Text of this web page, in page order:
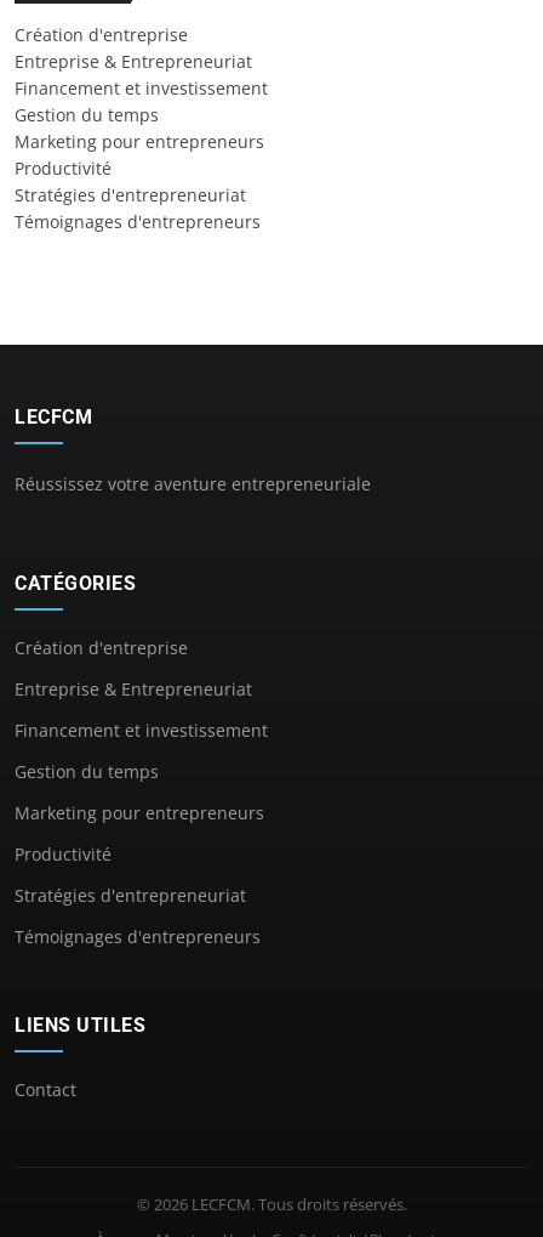
Création d'entreprise
Entreprise & Entrepreneuriat
Financement et investissement
Gestion du temps
Marketing pour entrepreneurs
Productivité
Stratégies d'entrepreneuriat
Témoignages d'entrepreneurs
LECFCM
Réussissez votre aventure entrepreneuriale
CATÉGORIES
Création d'entreprise
Entreprise & Entrepreneuriat
Financement et investissement
Gestion du temps
Marketing pour entrepreneurs
Productivité
Stratégies d'entrepreneuriat
Témoignages d'entrepreneurs
LIENS UTILES
Contact
© 2026 LECFCM. Tous droits réservés.